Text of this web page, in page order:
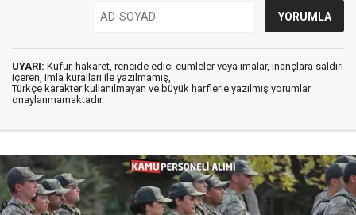
UYARI: Küfür, hakaret, rencide edici cümleler veya imalar, inançlara saldırı
içeren, imla kuralları ile yazılmamış,
Türkçe karakter kullanılmayan ve büyük harflerle yazılmış yorumlar
onaylanmamaktadır.